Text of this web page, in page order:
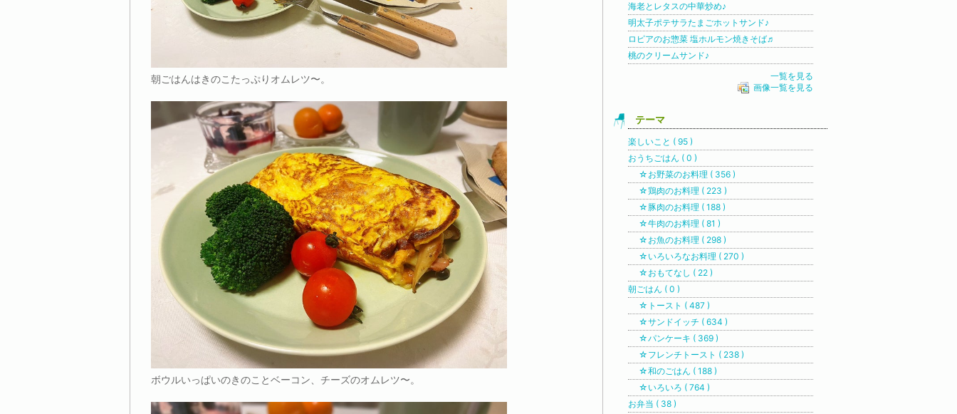
朝ごはんはきのこたっぷりオムレツ〜。
ボウルいっぱいのきのことベーコン、チーズのオムレツ〜。
海老とレタスの中華炒め♪
明太子ポテサラたまごホットサンド♪
ロピアのお惣菜 塩ホルモン焼きそば♬
桃のクリームサンド♪
一覧を見る
画像一覧を見る
テーマ
楽しいこと ( 95 )
おうちごはん ( 0 )
☆お野菜のお料理 ( 356 )
☆鶏肉のお料理 ( 223 )
☆豚肉のお料理 ( 188 )
☆牛肉のお料理 ( 81 )
☆お魚のお料理 ( 298 )
☆いろいろなお料理 ( 270 )
☆おもてなし ( 22 )
朝ごはん ( 0 )
☆トースト ( 487 )
☆サンドイッチ ( 634 )
☆パンケーキ ( 369 )
☆フレンチトースト ( 238 )
☆和のごはん ( 188 )
☆いろいろ ( 764 )
お弁当 ( 38 )